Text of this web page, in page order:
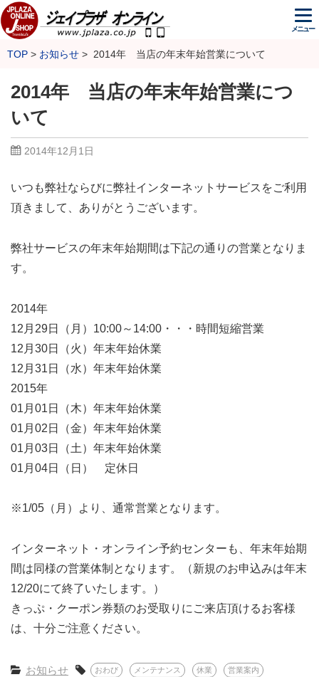
メニュー
TOP お知らせ 2014年 当店の年末年始営業について
2014年 当店の年末年始営業につ
いて
2014年12月1日
いつも弊社ならびに弊社インターネットサービスをご利用
頂きまして、ありがとうございます。
弊社サービスの年末年始期間は下記の通りの営業となりま
す。
2014年
12月29日（月）10:00～14:00・・・時間短縮営業
12月30日（火）年末年始休業
12月31日（水）年末年始休業
2015年
01月01日（木）年末年始休業
01月02日（金）年末年始休業
01月03日（土）年末年始休業
01月04日（日） 定休日
※1/05（月）より、通常営業となります。
インターネット・オンライン予約センターも、年末年始期
間は同様の営業体制となります。（新規のお申込みは年末
12/20にて終了いたします。）
きっぷ・クーポン券類のお受取りにご来店頂けるお客様
は、十分ご注意ください。
お知らせ おわび メンテナンス 休業 営業案内